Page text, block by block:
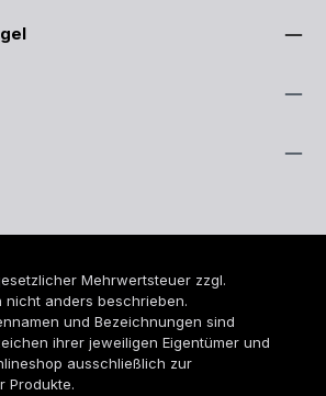
Mehrwertsteuer zzgl.
nicht anders beschrieben.
und Bezeichnungen sind
ihrer jeweiligen Eigentümer und
ausschließlich zur
Produkte.